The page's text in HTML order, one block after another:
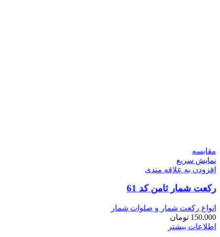
مقايسه
نمایش سریع
افزودن به علاقه مندی
رکعت شمار ثامن کد 61
انواع رکعت شمار و صلوات شمار
150.000 تومان
اطلاعات بیشتر